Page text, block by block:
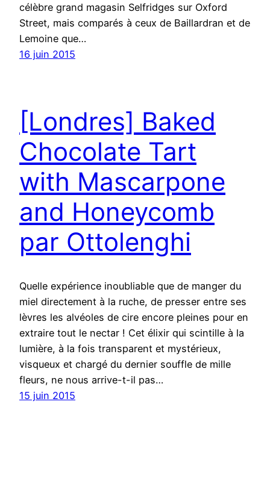
célèbre grand magasin Selfridges sur Oxford
Street, mais comparés à ceux de Baillardran et de
Lemoine que…
16 juin 2015
[Londres] Baked
Chocolate Tart
with Mascarpone
and Honeycomb
par Ottolenghi
Quelle expérience inoubliable que de manger du
miel directement à la ruche, de presser entre ses
lèvres les alvéoles de cire encore pleines pour en
extraire tout le nectar ! Cet élixir qui scintille à la
lumière, à la fois transparent et mystérieux,
visqueux et chargé du dernier souffle de mille
fleurs, ne nous arrive-t-il pas…
15 juin 2015